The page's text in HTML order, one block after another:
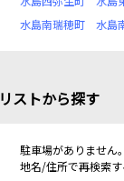
水島南瑞穂町
水島
リストから探す
駐車場がありません。
地名/住所で再検索